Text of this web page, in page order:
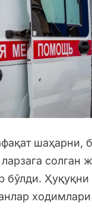
шаҳарни,
солган
бўлди. Ҳуқуқни